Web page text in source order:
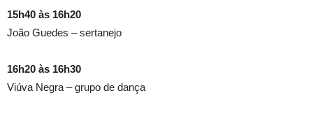
15h40 às 16h20
João Guedes – sertanejo
16h20 às 16h30
Viúva Negra – grupo de dança